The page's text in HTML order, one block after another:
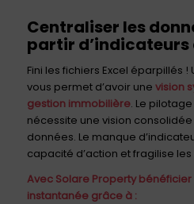
Centraliser les
partir d’indicateurs
Fini les fichiers Excel éparpillés
vous permet d’avoir une vision
gestion immobilière. Le
nécessite une vision
données. Le manque
capacité d’action et fragilise
Avec Solare Property bénéficier
instantanée grâce à :